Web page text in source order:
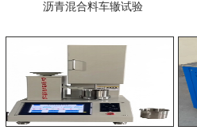
沥青混合料车辙试验